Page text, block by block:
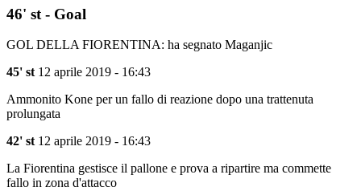
46' st - Goal
GOL DELLA FIORENTINA: ha segnato Maganjic
45' st12 aprile 2019 - 16:43
Ammonito Kone per un fallo di reazione dopo una trattenuta
prolungata
42' st12 aprile 2019 - 16:43
La Fiorentina gestisce il pallone e prova a ripartire ma commette
fallo in zona d'attacco